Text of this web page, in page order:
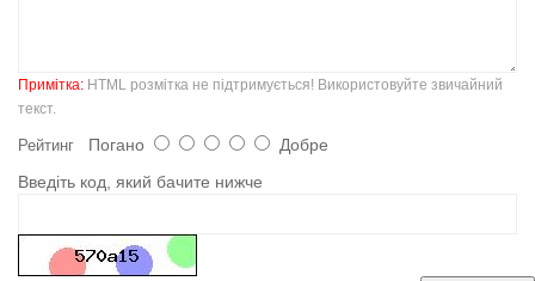
Примітка: HTML розмітка не підтримується! Використовуйте звичайний
текст.
Рейтинг Погано
Добре
Введіть код, який бачите нижче